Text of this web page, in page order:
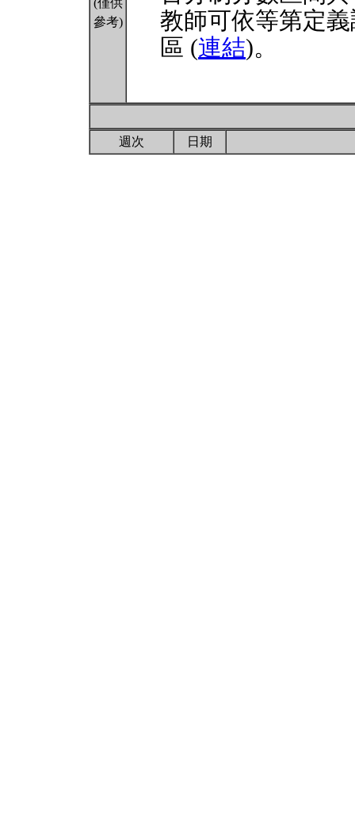
(僅供
參考)
教師可依等第定
區 (連結)。
週次 日期